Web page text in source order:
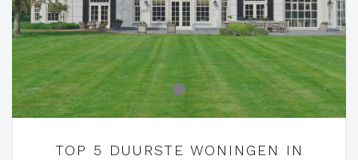
TOP 5 DUURSTE WONINGEN IN